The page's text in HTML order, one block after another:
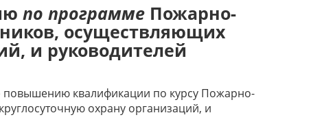
по программе Пожарно-
осуществляющих
и руководителей
повышению квалификации по курсу Пожарно-
охрану организаций, и